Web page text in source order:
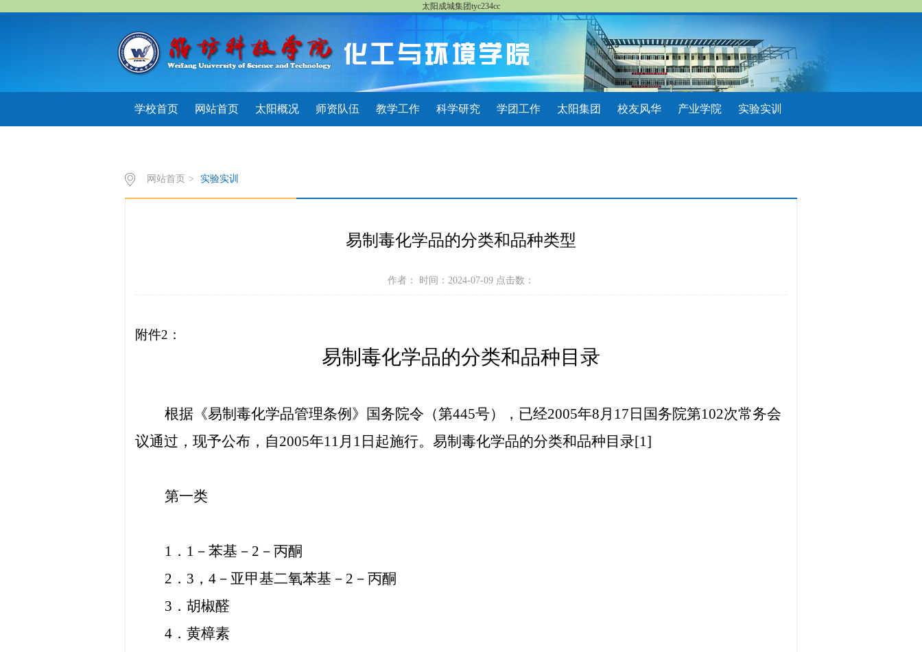
太阳成城集团tyc234cc
学校首页 网站首页 太阳概况 师资队伍 教学工作 科学研究 学团工作 太阳集团 校友风华 产业学院 实验实训
网站首页 > 实验实训
易制毒化学品的分类和品种类型
作者： 时间：2024-07-09 点击数：
附件2：
易制毒化学品的分类和品种目录
根据《易制毒化学品管理条例》国务院令（第445号），已经2005年8月17日国务院第102次常务会
议通过，现予公布，自2005年11月1日起施行。易制毒化学品的分类和品种目录[1]
第一类
1．1－苯基－2－丙酮
2．3，4－亚甲基二氧苯基－2－丙酮
3．胡椒醛
4．黄樟素